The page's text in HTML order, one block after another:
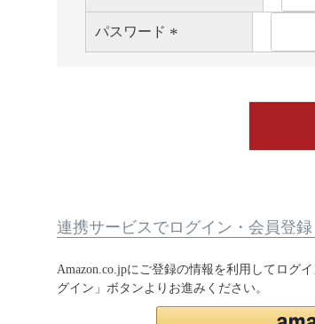
(
パスワード
(
連携サービスでログイン・会員登録
Amazon.co.jpにご登録の情報を利用してログ
グイン」ボタンよりお進みください。